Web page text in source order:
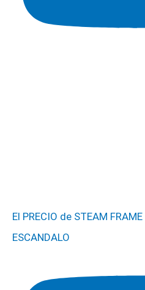
El PRECIO de STEAM
ESCANDALO